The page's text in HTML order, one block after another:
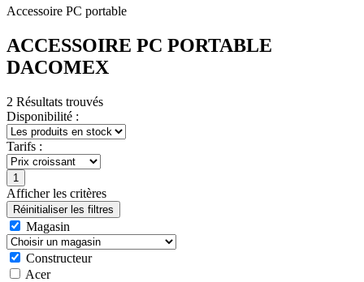
Accessoire PC portable
ACCESSOIRE PC PORTABLE
DACOMEX
2 Résultats trouvés
Disponibilité :
Tarifs :
Afficher les critères
Magasin
Constructeur
Acer